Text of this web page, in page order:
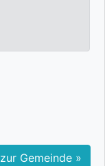
zur Gemeinde »